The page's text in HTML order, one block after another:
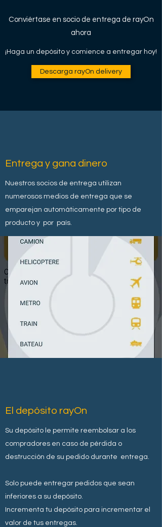
Conviértase en socio de entrega de rayOn
ahora
¡Haga un depósito y comience a entregar hoy!
Descarga rayOn delivery
Entrega y gana dinero
Nuestros socios de entrega utilizan
numerosos medios de entrega que se
emparejan automáticamente por tipo de
producto y por país.
El depósito rayOn
Su depósito le permite reembolsar a los
compradores en caso de pérdida o
destrucción de su pedido durante entrega.
Solo puede entregar pedidos que sean
inferiores a su depósito.
Incrementa tu depósito para incrementar el
valor de tus entregas.